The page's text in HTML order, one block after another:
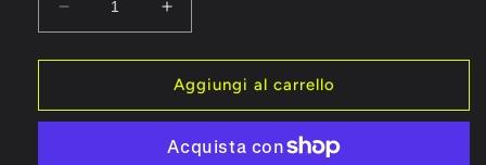
Diminuisci
quantità
per
Milan
Aumenta
quantità
per
Ronaldinho
Milan
Signature
Aggiungi al carrello